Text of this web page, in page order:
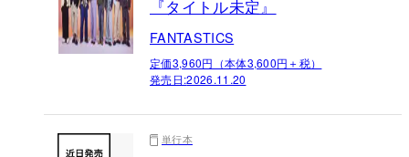
『タイトル未定』
FANTASTICS
定価3,960円（本体3,600円＋税）
発売日:2026.11.20
単行本